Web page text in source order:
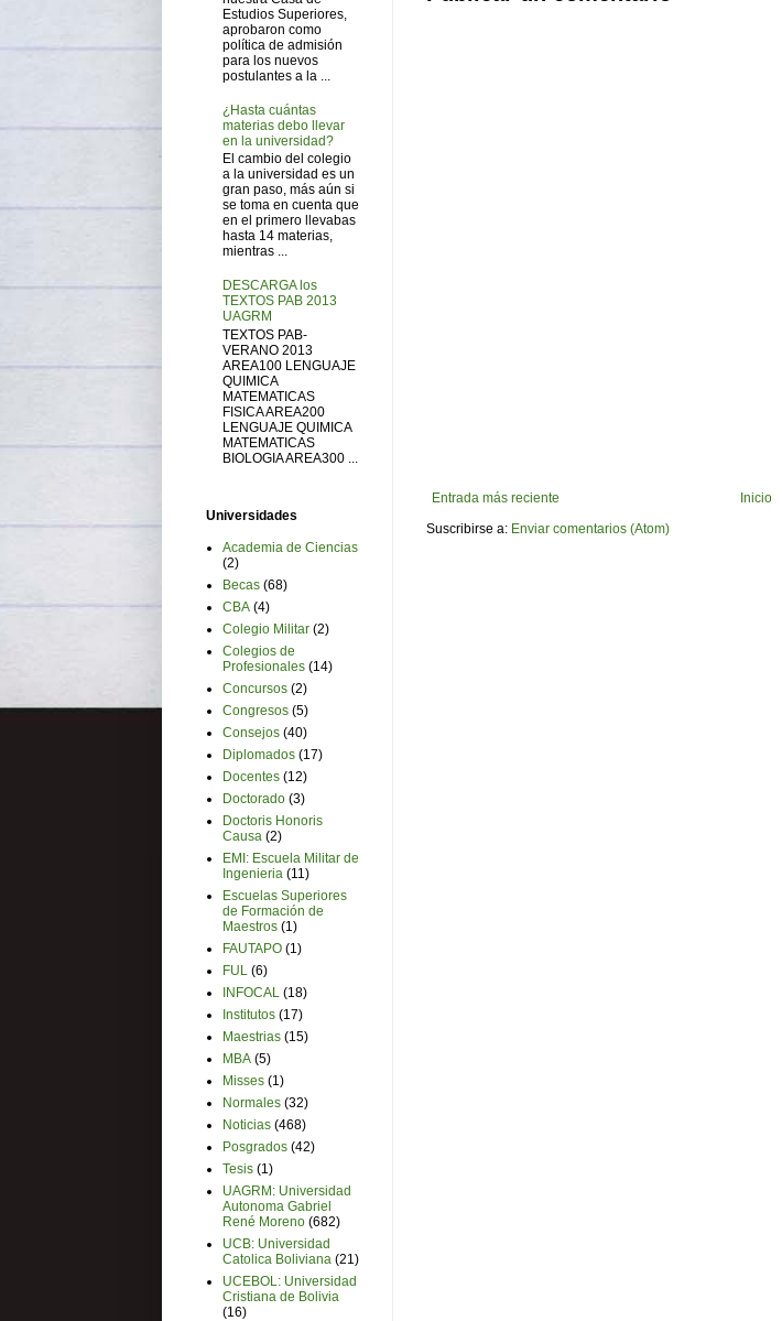
Entrada más reciente
Inicio
Suscribirse a: Enviar comentarios (Atom)
Estudios Superiores,
aprobaron como
política de admisión
para los nuevos
postulantes a la ...
¿Hasta cuántas
materias debo llevar
en la universidad?
El cambio del colegio
a la universidad es un
gran paso, más aún si
se toma en cuenta que
en el primero llevabas
hasta 14 materias,
mientras ...
DESCARGA los
TEXTOS PAB 2013
UAGRM
TEXTOS PAB-
VERANO 2013
AREA100 LENGUAJE
QUIMICA
MATEMATICAS
FISICA AREA200
LENGUAJE QUIMICA
MATEMATICAS
BIOLOGIA AREA300 ...
Universidades
Academia de Ciencias
(2)
Becas (68)
CBA (4)
Colegio Militar (2)
Colegios de
Profesionales (14)
Concursos (2)
Congresos (5)
Consejos (40)
Diplomados (17)
Docentes (12)
Doctorado (3)
Doctoris Honoris
Causa (2)
EMI: Escuela Militar de
Ingenieria (11)
Escuelas Superiores
de Formación de
Maestros (1)
FAUTAPO (1)
FUL (6)
INFOCAL (18)
Institutos (17)
Maestrias (15)
MBA (5)
Misses (1)
Normales (32)
Noticias (468)
Posgrados (42)
Tesis (1)
UAGRM: Universidad
Autonoma Gabriel
René Moreno (682)
UCB: Universidad
Catolica Boliviana (21)
UCEBOL: Universidad
Cristiana de Bolivia
(16)